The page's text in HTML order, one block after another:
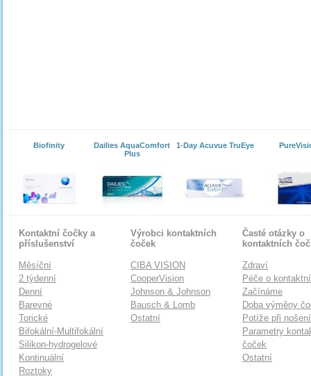
Biofinity
Dailies AquaComfort
Plus
1-Day Acuvue TruEye
Kontaktní čočky a
příslušenství
Měsíční
2 týdenní
Denní
Barevné
Torické
Bifokální-Multifokální
Silikon-hydrogelové
Kontinuální
Roztoky
Výrobci kontaktních
čoček
CIBA VISION
CooperVision
Johnson & Johnson
Bausch & Lomb
Ostatní
Časté otázky o
kontaktních
Zdraví
Péče o
Začínáme
Doba výměny
Potíže při
Parametry
čoček
Ostatní